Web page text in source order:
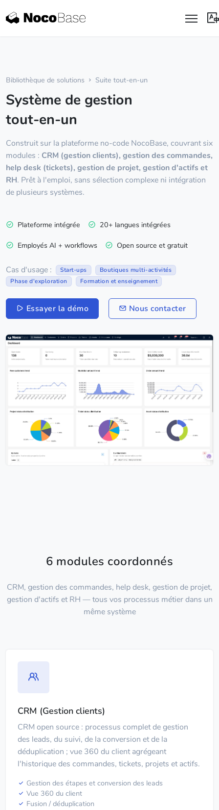
Bibliothèque de solutions Suite tout-en-un
Système de gestion
tout-en-un
Construit sur la plateforme no-code NocoBase, couvrant six
modules : CRM (gestion clients), gestion des commandes,
help desk (tickets), gestion de projet, gestion d'actifs et
RH. Prêt à l'emploi, sans sélection complexe ni intégration
de plusieurs systèmes.
Plateforme intégrée 20+ langues intégrées
Employés AI + workflows Open source et gratuit
Cas d'usage : Start-ups
Boutiques multi-activités
Phase d'exploration
Formation et enseignement
Essayer la démo Nous contacter
6 modules coordonnés
CRM, gestion des commandes, help desk, gestion de projet,
gestion d'actifs et RH — tous vos processus métier dans un
même système
CRM (Gestion clients)
CRM open source : processus complet de gestion
des leads, du suivi, de la conversion et de la
déduplication ; vue 360 du client agrégeant
l'historique des commandes, tickets, projets et actifs.
Gestion des étapes et conversion des leads
Vue 360 du client
Fusion / déduplication